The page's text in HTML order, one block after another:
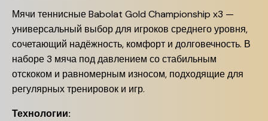
Мячи теннисные Babolat Gold Championship x3 —
универсальный выбор для игроков среднего уровня,
сочетающий надёжность, комфорт и долговечность. В
наборе 3 мяча под давлением со стабильным
отскоком и равномерным износом, подходящие для
регулярных тренировок и игр.
Технологии: